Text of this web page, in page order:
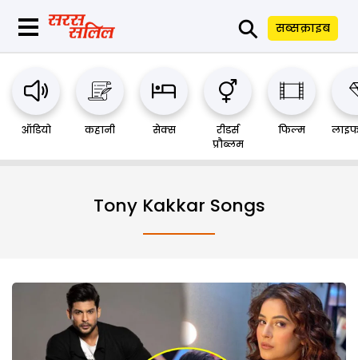
⚲ सब्सक्राइब
ऑडियो कहानी सेक्स
रीडर्स
प्रौब्लम
फिल्म
Tony Kakkar Songs